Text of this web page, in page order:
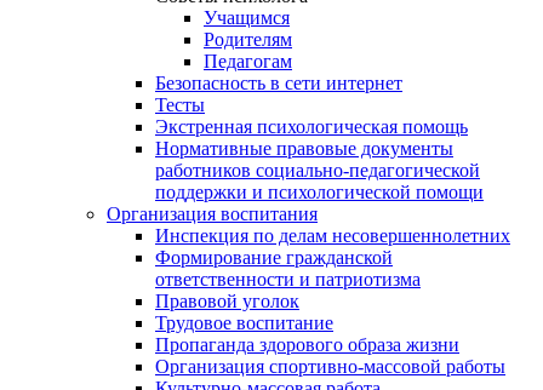
Учащимся
Родителям
Педагогам
Безопасность в сети интернет
Тесты
Экстренная психологическая помощь
Нормативные правовые документы
работников социально-педагогической
поддержки и психологической помощи
Организация воспитания
Инспекция по делам несовершеннолетних
Формирование гражданской
ответственности и патриотизма
Правовой уголок
Трудовое воспитание
Пропаганда здорового образа жизни
Организация спортивно-массовой работы